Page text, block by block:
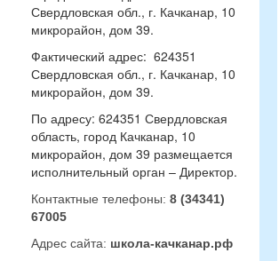
Свердловская обл., г. Качканар, 10
микрорайон, дом 39.
Фактический адрес: 624351
Свердловская обл., г. Качканар, 10
микрорайон, дом 39.
По адресу: 624351 Свердловская
область, город Качканар, 10
микрорайон, дом 39 размещается
исполнительный орган – Директор.
Контактные телефоны: 8 (34341)
67005
Адрес сайта: школа-качканар.рф